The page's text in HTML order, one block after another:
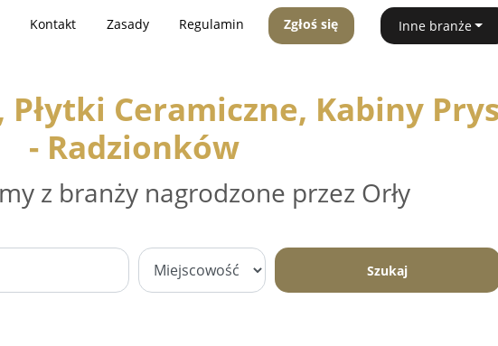
Kontakt Zasady Regulamin Zgłoś się Inne branże
Ceramiczne, Kabiny
- Radzionków
z branży nagrodzone przez Orły
Szukaj